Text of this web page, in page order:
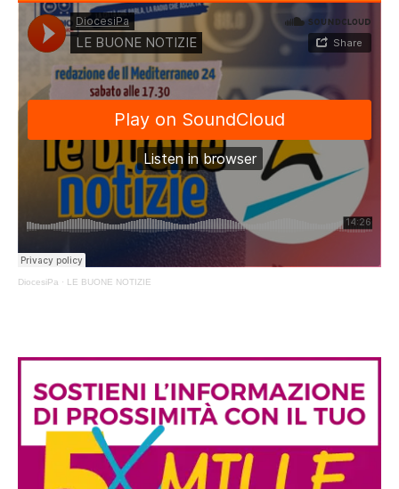
DiocesiPa · LE BUONE NOTIZIE